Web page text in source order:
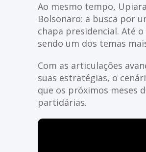
Ao mesmo tempo,
Bolsonaro: a busca por
chapa presidencial. Até
sendo um dos temas
Com as articulações
suas estratégias, o
que os próximos meses
partidárias.